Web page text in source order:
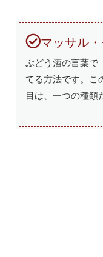
マッサル・
ぶどう酒の言葉で
てる方法です。こ
目は、一つの種類